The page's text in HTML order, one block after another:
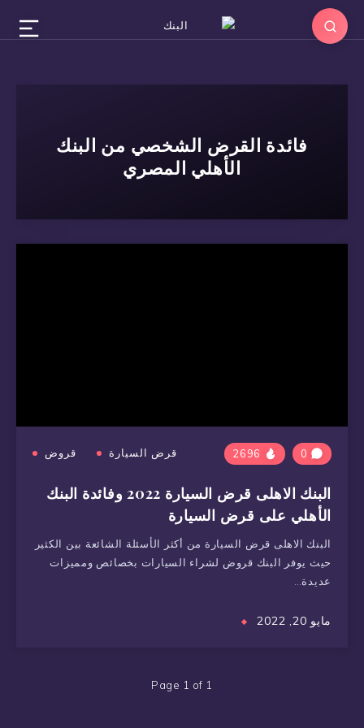
فائدة القرض الشخصي من البنك
الأهلي المصري
قرض السيارة قروض 0
البنك الاهلى قرض السيارة 2022 وفائدة البنك
الأهلي على قرض السيارة
البنك الاهلى قرض السيارة من أكثر الأسئلة الشائعة بين الكثير
حيث يوفر البنك قروض لشراء السيارات بخصائص ومميزات
عديدة…
مايو 20, 2022
Page 1 of 1